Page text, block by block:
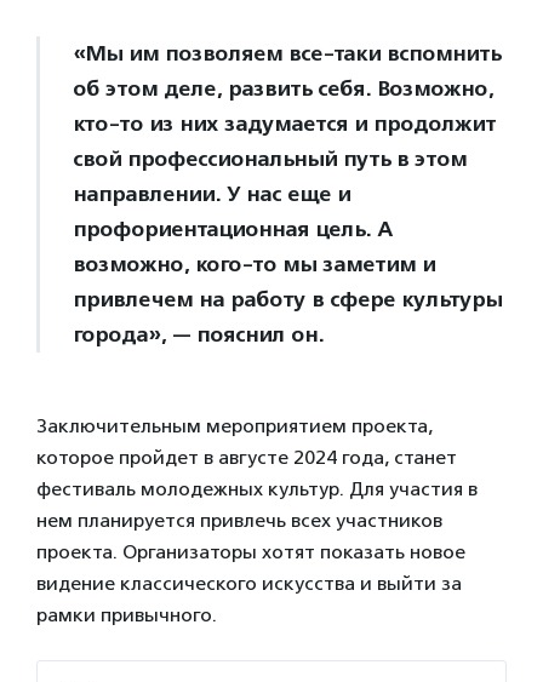
«Мы им позволяем все-таки вспомнить
об этом деле, развить себя. Возможно,
кто-то из них задумается и продолжит
свой профессиональный путь в этом
направлении. У нас еще и
профориентационная цель. А
возможно, кого-то мы заметим и
привлечем на работу в сфере культуры
города», — пояснил он.
Заключительным мероприятием проекта,
которое пройдет в августе 2024 года, станет
фестиваль молодежных культур. Для участия в
нем планируется привлечь всех участников
проекта. Организаторы хотят показать новое
видение классического искусства и выйти за
рамки привычного.